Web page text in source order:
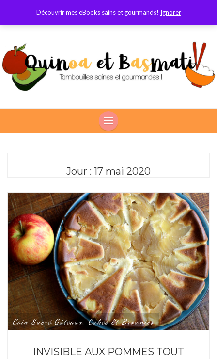
Jour : 17 mai 2020
Coin Sucré,Gâteaux, Cakes Et Brownies
INVISIBLE AUX POMMES TOUT
Découvrir mes eBooks sains et gourmands! Ignorer